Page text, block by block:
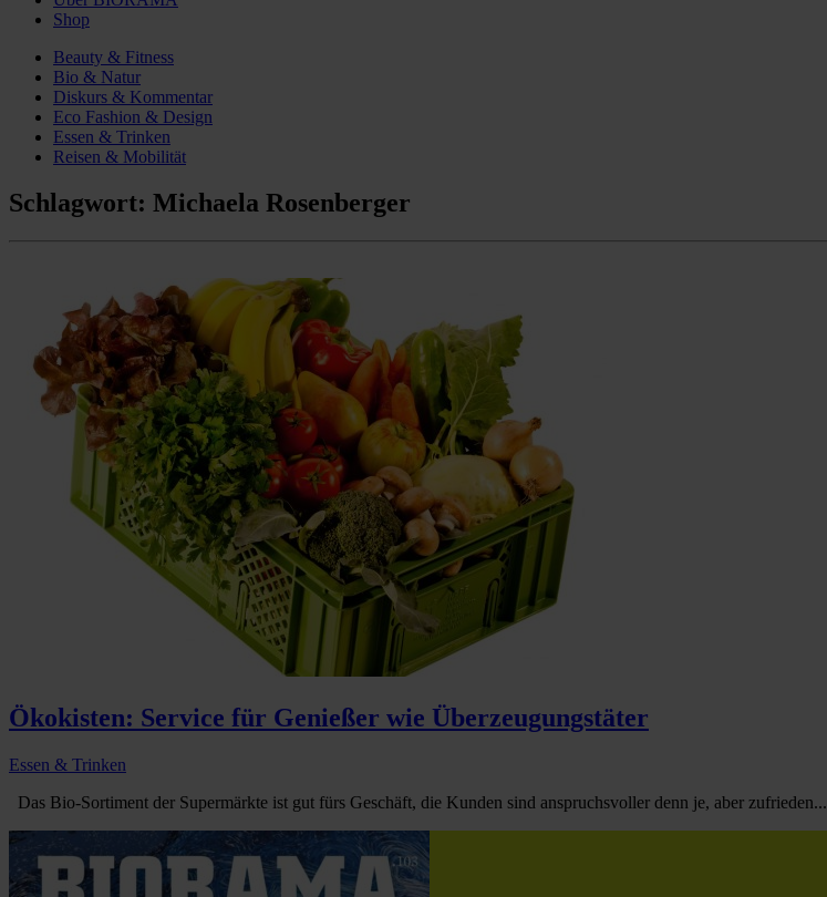
Shop
Beauty & Fitness
Bio & Natur
Diskurs & Kommentar
Eco Fashion & Design
Essen & Trinken
Reisen & Mobilität
Schlagwort: Michaela Rosenberger
Ökokisten: Service für Genießer wie Überzeugungstäter
Essen & Trinken
Das Bio-Sortiment der Supermärkte ist gut fürs Geschäft, die Kunden sind anspruchsvoller denn je, aber zufrieden...